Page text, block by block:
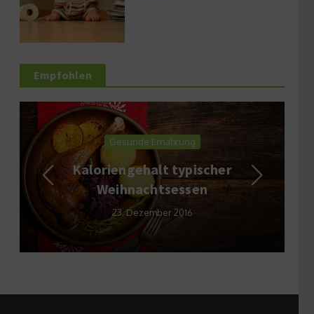
Empfohlen
Gesunde Ernährung
Kaloriengehalt typischer
Weihnachtsessen
23. Dezember 2016